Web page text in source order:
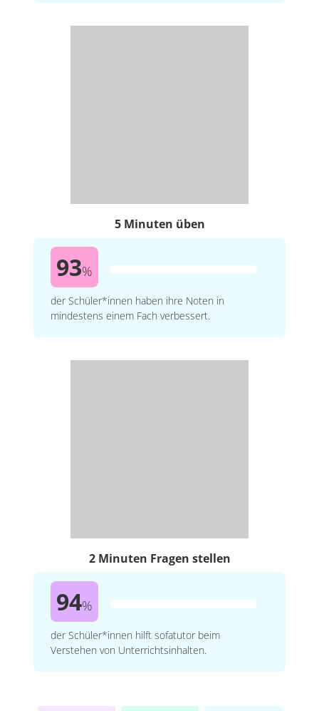
5 Minuten üben
93%
der Schüler*innen haben ihre Noten in
mindestens einem Fach verbessert.
2 Minuten Fragen stellen
94%
der Schüler*innen hilft sofatutor beim
Verstehen von Unterrichtsinhalten.